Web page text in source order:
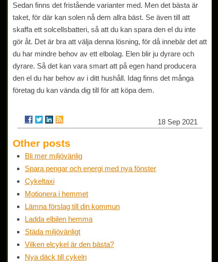
Sedan finns det fristående varianter med. Men det bästa är
taket, för där kan solen nå dem allra bäst. Se även till att
skaffa ett solcellsbatteri, så att du kan spara den el du inte
gör åt. Det är bra att välja denna lösning, för då innebär det att
du har mindre behov av ett elbolag. Elen blir ju dyrare och
dyrare. Så det kan vara smart att på egen hand producera
den el du har behov av i ditt hushåll. Idag finns det många
företag du kan vända dig till för att köpa dem.
18 Sep 2021
Other posts
Bli mer miljövänlig
Spara pengar och energi med nya fönster
Cykeltaxi
Motionera i hemmet
Lämna förslag till din kommun
Ladda elbilen hemma
Städa miljövänligt
Vilken elcykel är den bästa?
Nya däck till cykeln